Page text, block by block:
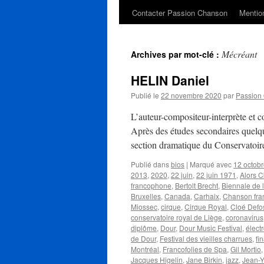
Contacter Passion Chanson
Archives par mot-clé : Mécréant
HELIN Daniel
Publié le 22 novembre 2020 par Passion
L’auteur-compositeur-interprète
Après des études secondaires
section dramatique du
Publié dansbios | Marqué avec 12
2013, 2020, 22 juin, 22 juin 1971 , Alors
francophone, Bertolt Brecht, Biennale de
Bruxelles, Canada, Carhaix, Chanson
Miossec, cirque, Cirque Royal, Cloé
conservatoire royal de Liège, coronavirus
diplôme, Dour, Dour Music Festival,
de Dour, Festival des vieilles charrues,
Montréal, Francofolies de Spa, Gil Mortio,
Jacques Higelin, Jane Birkin, jazz, Jean-